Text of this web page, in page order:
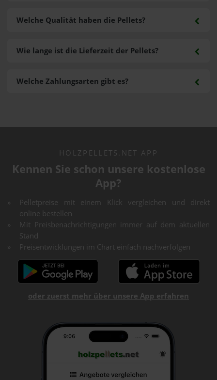
Welche Zahlungsarten gibt es?
Welche Qualität haben die Pellets?
Wie lange ist die Lieferzeit der Pellets?
HOLZPELLETS.NET APP
Kennen Sie schon unsere kostenlose
App?
Pelletpreise mit einem Klick vergleichen und direkt
online bestellen
Mit Preisbenachrichtigungen immer auf dem aktuellen
Stand
Preisentwicklungen im Chart einfach nachverfolgen
oder zuerst mehr über unsere App erfahren